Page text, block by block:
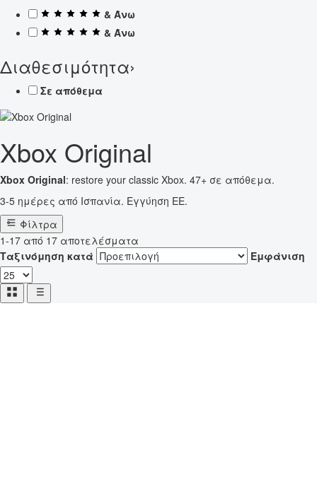
& Άνω
& Άνω
Διαθεσιμότητα›
Σε απόθεμα
Xbox Original
Xbox Original: restore your classic Xbox. 47+ σε απόθεμα.
3-5 ημέρες από Ισπανία. Εγγύηση ΕΕ.
Φίλτρα
1-17 από 17 αποτελέσματα
Ταξινόμηση κατά
Εμφάνιση